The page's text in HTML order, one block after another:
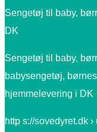
Sengetøj til baby,
DK
Sengetøj til baby,
babysengetøj,
hjemmelevering i DK
http s://sovedyret.dk ›